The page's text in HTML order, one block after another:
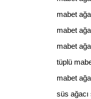
Ürün bilgilerinde
mabet
mabet
mabet
tüplü
mabet
süs ağacı